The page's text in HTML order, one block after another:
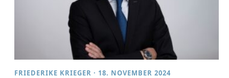
FRIEDERIKE KRIEGER · 18. NOVEMBER 2024